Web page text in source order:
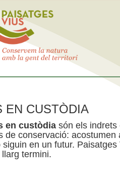
EN CUSTÒDIA
en custòdia són els indrets
de conservació:
siguin en un futur.
termini.